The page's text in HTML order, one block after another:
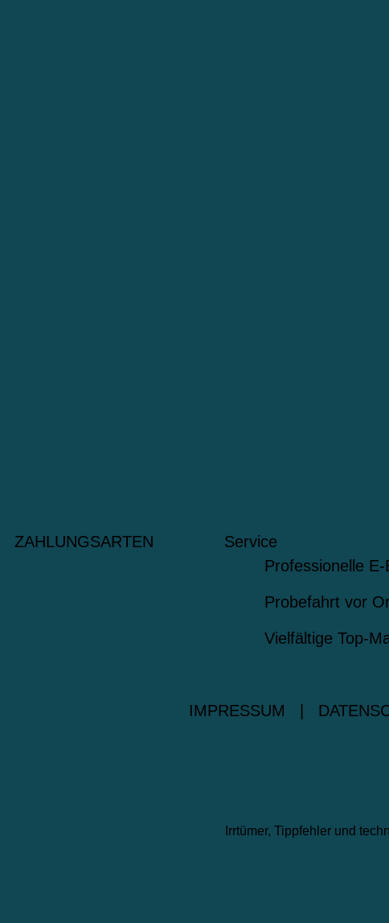
ZAHLUNGSARTEN
Service
Professionelle
Probefahrt vor
Vielfältige Top-
IMPRESSUM
Irrtümer, Tippfehler und